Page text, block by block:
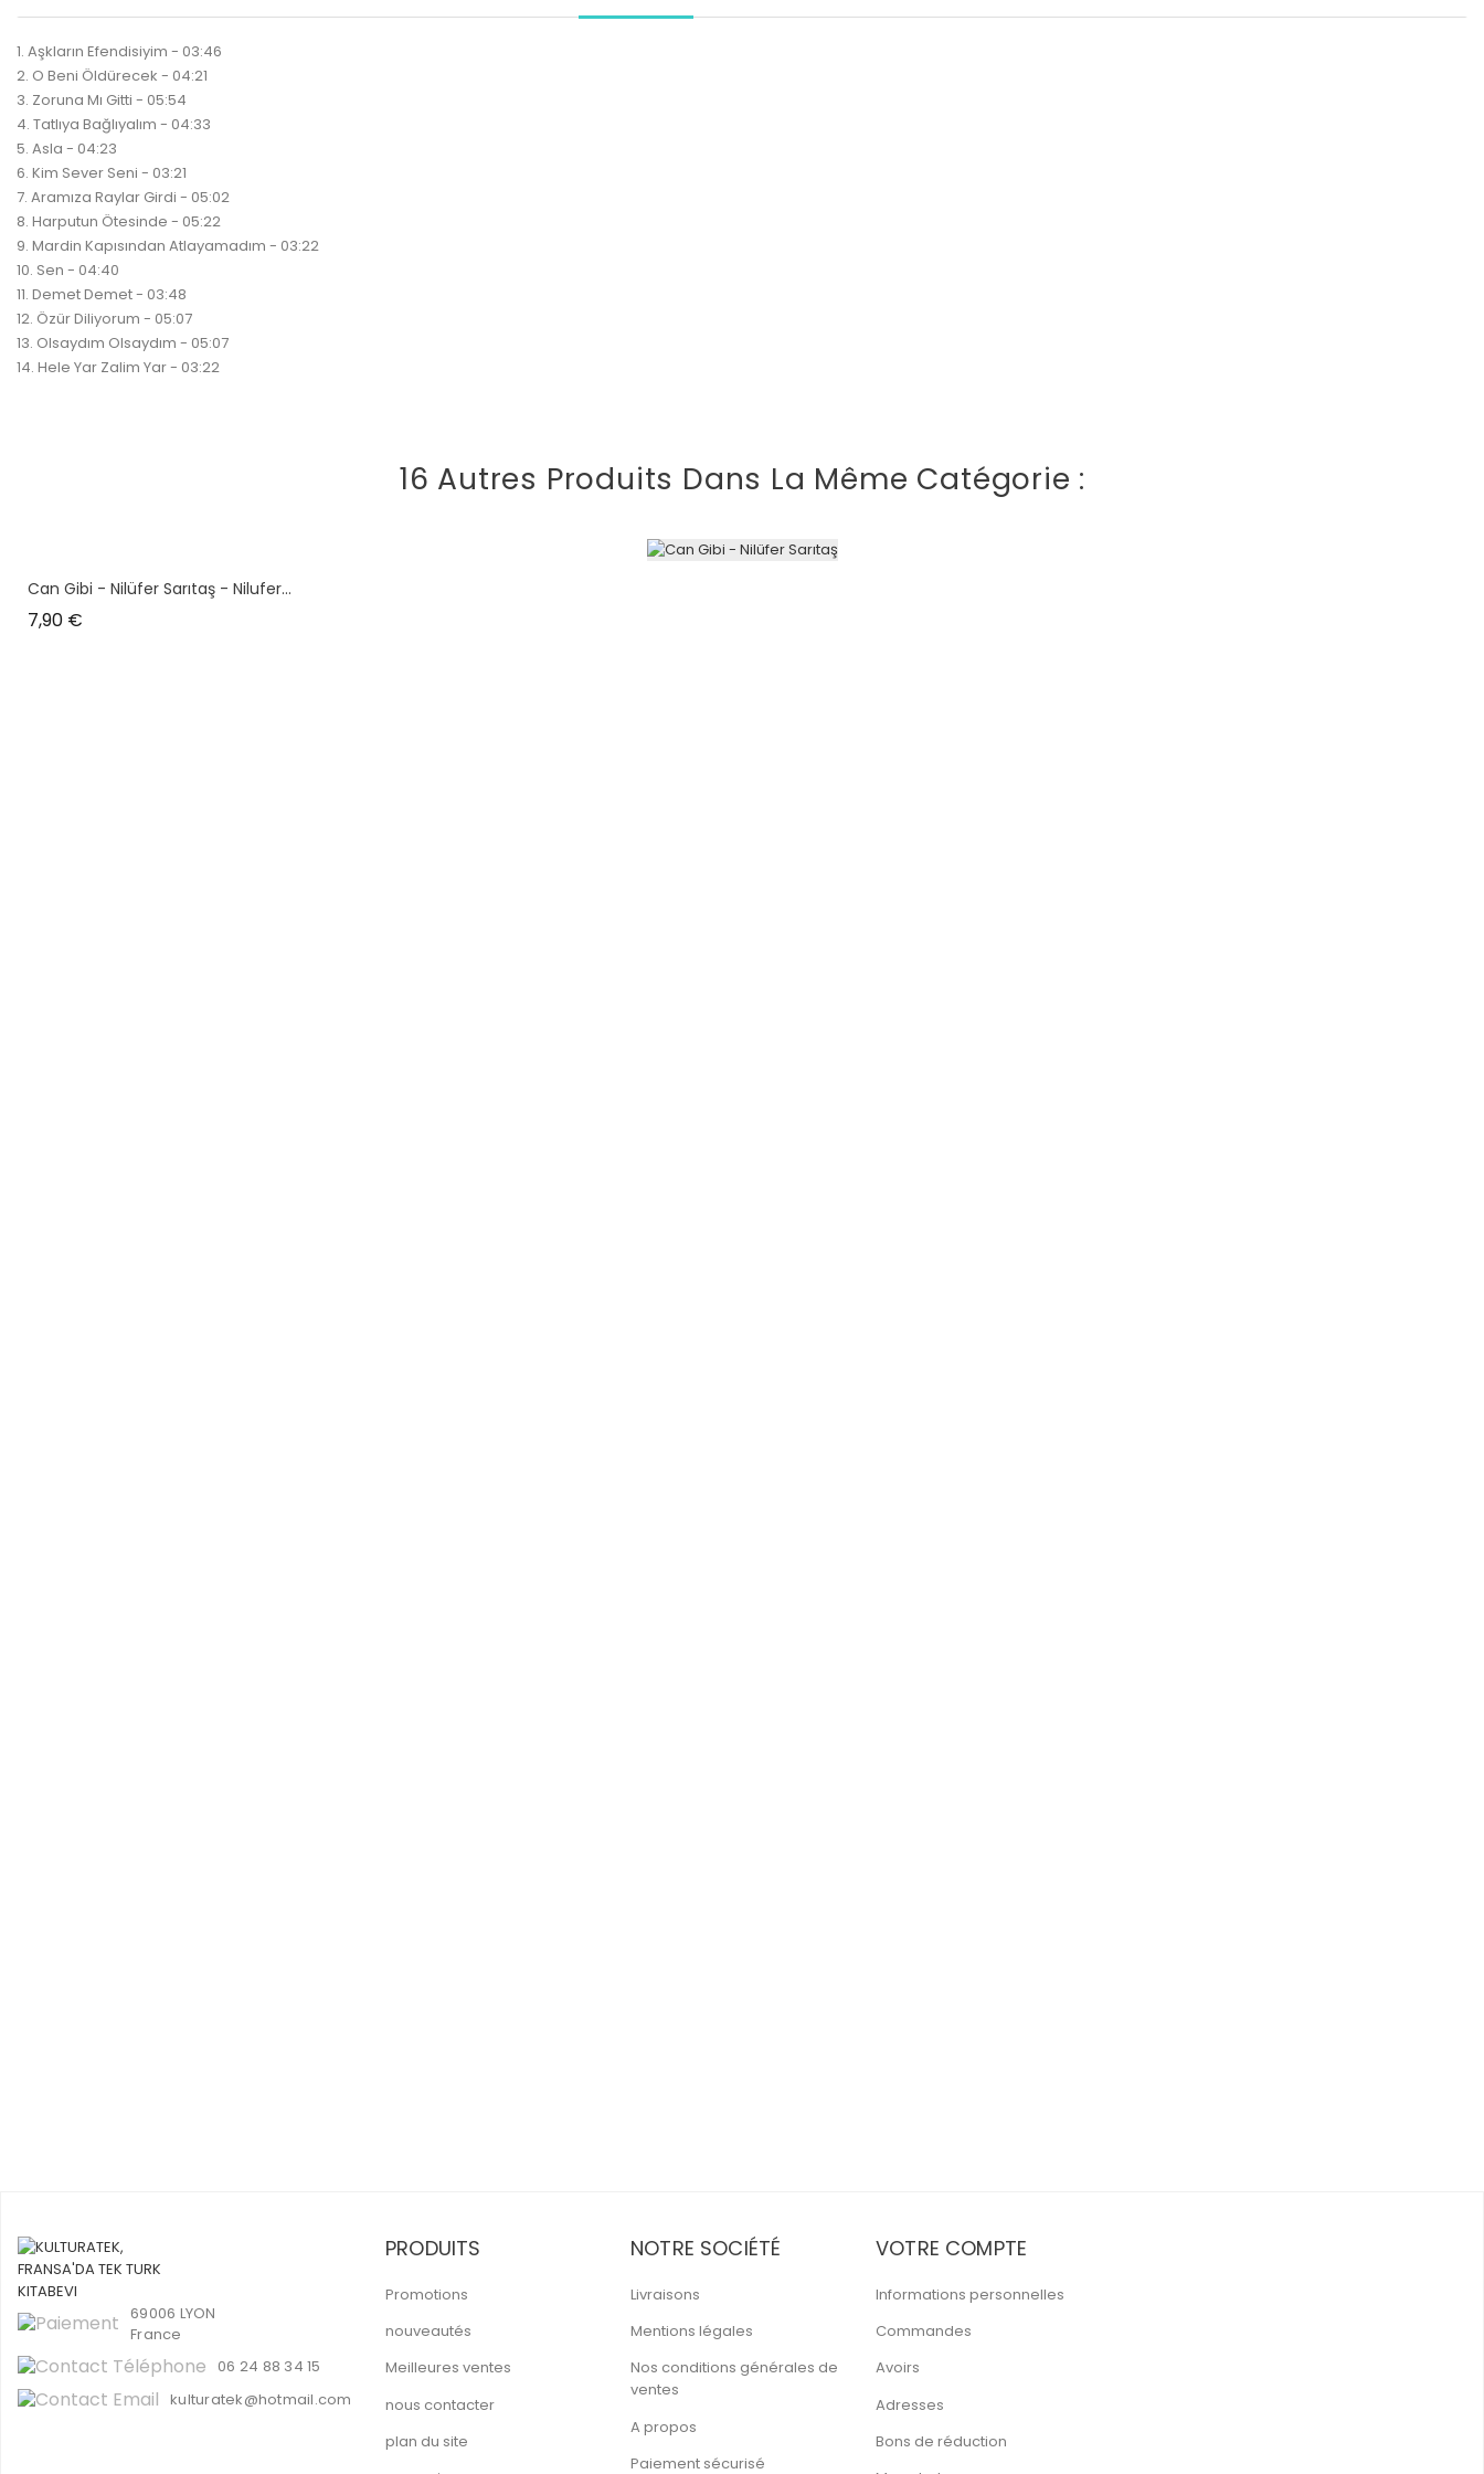
1. Aşkların Efendisiyim - 03:46
2. O Beni Öldürecek - 04:21
3. Zoruna Mı Gitti - 05:54
4. Tatlıya Bağlıyalım - 04:33
5. Asla - 04:23
6. Kim Sever Seni - 03:21
7. Aramıza Raylar Girdi - 05:02
8. Harputun Ötesinde - 05:22
9. Mardin Kapısından Atlayamadım - 03:22
10. Sen - 04:40
11. Demet Demet - 03:48
12. Özür Diliyorum - 05:07
13. Olsaydım Olsaydım - 05:07
14. Hele Yar Zalim Yar - 03:22
16 Autres Produits Dans La Même Catégorie :
Can Gibi - Nilüfer Sarıtaş - Nilufer...
7,90 €
69006 LYON
France
06 24 88 34 15
kulturatek@hotmail.com
PRODUITS
Promotions
nouveautés
Meilleures ventes
nous contacter
plan du site
NOTRE SOCIÉTÉ
Livraisons
Mentions légales
Nos conditions générales de
ventes
A propos
Paiement sécurisé
VOTRE COMPTE
Informations personnelles
Commandes
Avoirs
Adresses
Bons de réduction